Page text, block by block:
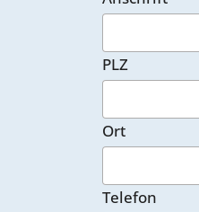
PLZ
Ort
Telefon